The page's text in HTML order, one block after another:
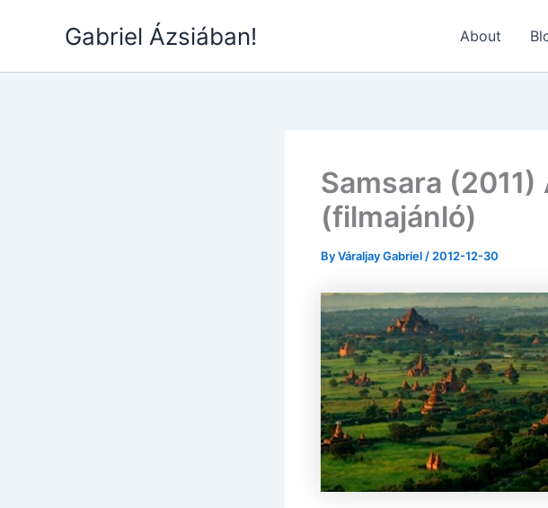
Gabriel Ázsiában! About
Samsara
(filmajánló)
ByVáraljay Gabriel / 2012-12-30